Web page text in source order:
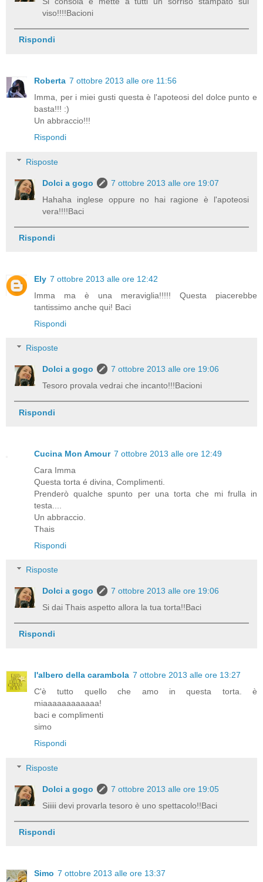
viso!!!!Bacioni
Rispondi
Roberta 7 ottobre 2013 alle ore 11:56
Imma, per i miei gusti questa è l'apoteosi del dolce punto e
basta!!! :)
Un abbraccio!!!
Rispondi
Risposte
Dolci a gogo
7 ottobre 2013 alle ore 19:07
Hahaha inglese oppure no hai ragione è l'apoteosi
vera!!!!Baci
Rispondi
Ely 7 ottobre 2013 alle ore 12:42
Imma ma è una meraviglia!!!!! Questa piacerebbe
tantissimo anche qui! Baci
Rispondi
Risposte
Dolci a gogo
7 ottobre 2013 alle ore 19:06
Tesoro provala vedrai che incanto!!!Bacioni
Rispondi
Cucina Mon Amour 7 ottobre 2013 alle ore 12:49
Cara Imma
Questa torta é divina, Complimenti.
Prenderò qualche spunto per una torta che mi frulla in
testa....
Un abbraccio.
Thais
Rispondi
Risposte
Dolci a gogo
7 ottobre 2013 alle ore 19:06
Si dai Thais aspetto allora la tua torta!!Baci
Rispondi
l'albero della carambola 7 ottobre 2013 alle ore 13:27
C'è tutto quello che amo in questa torta. è
miaaaaaaaaaaaa!
baci e complimenti
simo
Rispondi
Risposte
Dolci a gogo
7 ottobre 2013 alle ore 19:05
Siiiii devi provarla tesoro è uno spettacolo!!Baci
Rispondi
Simo 7 ottobre 2013 alle ore 13:37